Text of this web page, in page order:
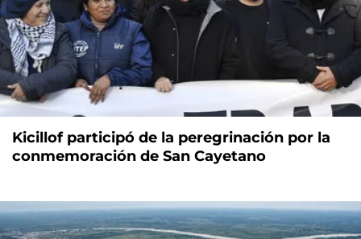
Kicillof participó de la peregrinación por la
conmemoración de San Cayetano